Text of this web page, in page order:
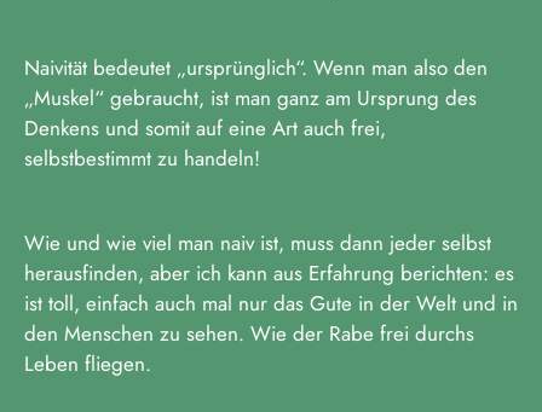
Naivität bedeutet „ursprünglich“. Wenn man also den
„Muskel“ gebraucht, ist man ganz am Ursprung des
Denkens und somit auf eine Art auch frei,
selbstbestimmt zu handeln!
Wie und wie viel man naiv ist, muss dann jeder selbst
herausfinden, aber ich kann aus Erfahrung berichten: es
ist toll, einfach auch mal nur das Gute in der Welt und in
den Menschen zu sehen. Wie der Rabe frei durchs
Leben fliegen.